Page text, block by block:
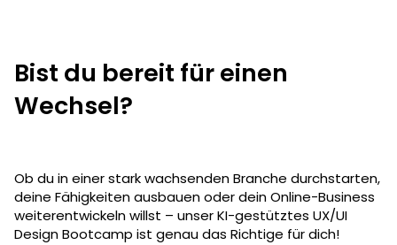
Bist du bereit für einen
Wechsel?
Ob du in einer stark wachsenden Branche durchstarten,
deine Fähigkeiten ausbauen oder dein Online-Business
weiterentwickeln willst – unser KI-gestütztes UX/UI
Design Bootcamp ist genau das Richtige für dich!